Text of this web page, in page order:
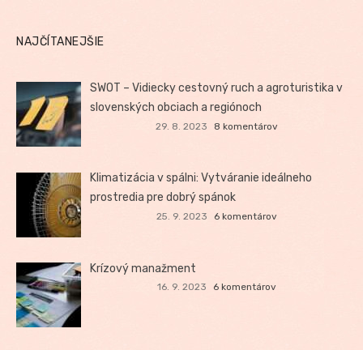
NAJČÍTANEJŠIE
SWOT – Vidiecky cestovný ruch a agroturistika v
slovenských obciach a regiónoch
29. 8. 2023 8 komentárov
Klimatizácia v spálni: Vytváranie ideálneho
prostredia pre dobrý spánok
25. 9. 2023 6 komentárov
Krízový manažment
16. 9. 2023 6 komentárov